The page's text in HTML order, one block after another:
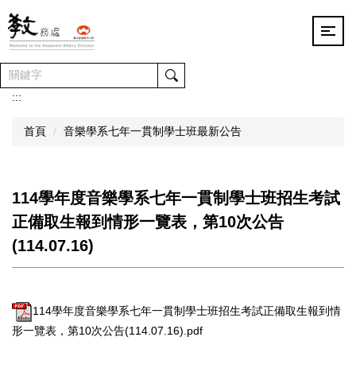
跳
到
主
要
內
容
:::
首頁 音樂學系七年一貫制學士班最新公告
114學年度音樂學系七年一貫制學士班招生考試
正備取生報到情形一覽表，第10次公告
(114.07.16)
114學年度音樂學系七年一貫制學士班招生考試正備取生報到情
形一覽表，第10次公告(114.07.16).pdf